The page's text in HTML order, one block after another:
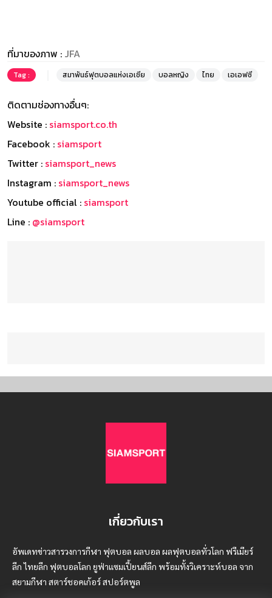
ที่มาของภาพ : JFA
Tag : สมาพันธ์ฟุตบอลแห่งเอเชีย บอลหญิง ไทย เอเอฟซี
ติดตามช่องทางอื่นๆ:
Website : siamsport.co.th
Facebook : siamsport
Twitter : siamsport_news
Instagram : siamsport_news
Youtube official : siamsport
Line : @siamsport
เกี่ยวกับเรา
อัพเดทข่าวสารวงการกีฬา ฟุตบอล ผลบอล ผลฟุตบอลทั่วโลก ฟรีเมียร์
ลีก ไทยลีก ฟุตบอลโลก ยูฟ่าแซมเปี้ยนส์ลีก พร้อมทั้งวิเคราะห์บอล จาก
สยามกีฬา สตาร์ชอคเก้อร์ สปอร์ตพูล